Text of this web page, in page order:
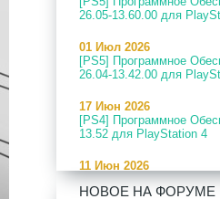
26.05-13.60.00 для
01 Июл 2026
[PS5] Программное
26.04-13.42.00 для
17 Июн 2026
[PS4] Программное
13.52 для PlayStation 4
11 Июн 2026
[PS5] Программное
26.04-13.40.00 для
НОВОЕ НА ФОРУМЕ